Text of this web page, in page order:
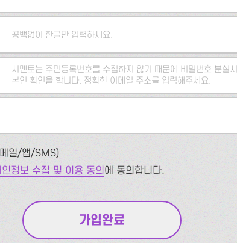
공백없이 한글만 입력하세요.
시멘토는 주민등록번호를 수집하지 않기 때문에 비밀번호 분실
본인 확인을 합니다. 정확한 이메일 주소를 입력해주세요.
일/앱/SMS)
인정보 수집 및 이용 동의에 동의합니다.